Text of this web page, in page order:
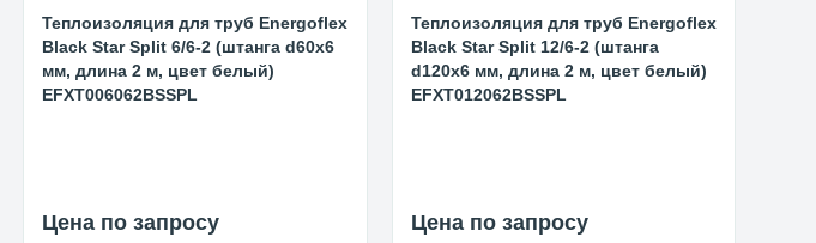
Теплоизоляция для труб Energoflex
Black Star Split 6/6-2 (штанга d60x6
мм, длина 2 м, цвет белый)
EFXT006062BSSPL
Цена по запросу
Теплоизоляция для труб Energoflex
Black Star Split 12/6-2 (штанга
d120x6 мм, длина 2 м, цвет белый)
EFXT012062BSSPL
Цена по запросу